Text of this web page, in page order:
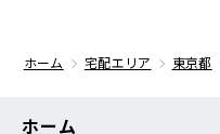
ホーム 宅配エリア 東京都
ホーム